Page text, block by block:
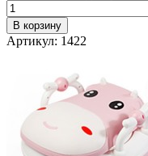
В корзину
Артикул: 1422